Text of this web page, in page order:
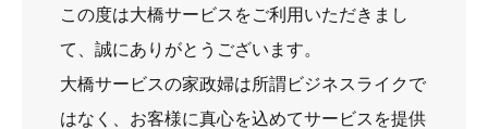
この度は大橋サービスをご利用いただきまし
て、誠にありがとうございます。
大橋サービスの家政婦は所謂ビジネスライクで
はなく、お客様に真心を込めてサービスを提供